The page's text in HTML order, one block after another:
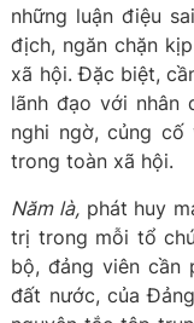
những luận điệu
địch, ngăn chặn
xã hội. Đặc biệt,
lãnh đạo với nhân
nghi ngờ, củng
trong toàn xã hội.
Năm là, phát huy
trị trong mỗi tổ
bộ, đảng viên cần
đất nước, của